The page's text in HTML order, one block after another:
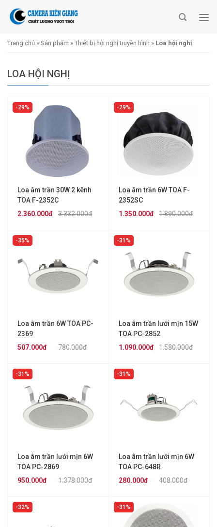
Trang chủ » Sản phẩm » Thiết bị hội nghị truyền hình » Loa hội nghị
LOA HỘI NGHỊ
29%
Loa âm trần 30W 2 kênh
TOA F-2352C
3.332.000đ
2.360.000đ
29%
Loa âm trần 6W TOA F-
2352SC
1.890.000đ
1.350.000đ
35%
Loa âm trần 6W TOA PC-
2369
780.000đ
507.000đ
31%
Loa âm trần lưới mịn 15W
TOA PC-2852
1.580.000đ
1.090.000đ
31%
Loa âm trần lưới mịn 6W
TOA PC-2869
1.378.000đ
950.000đ
31%
Loa âm trần lưới mịn 6W
TOA PC-648R
408.000đ
280.000đ
32% 31%